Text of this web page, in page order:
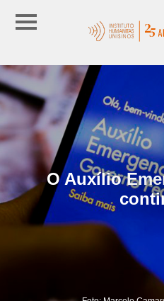
O Auxílio